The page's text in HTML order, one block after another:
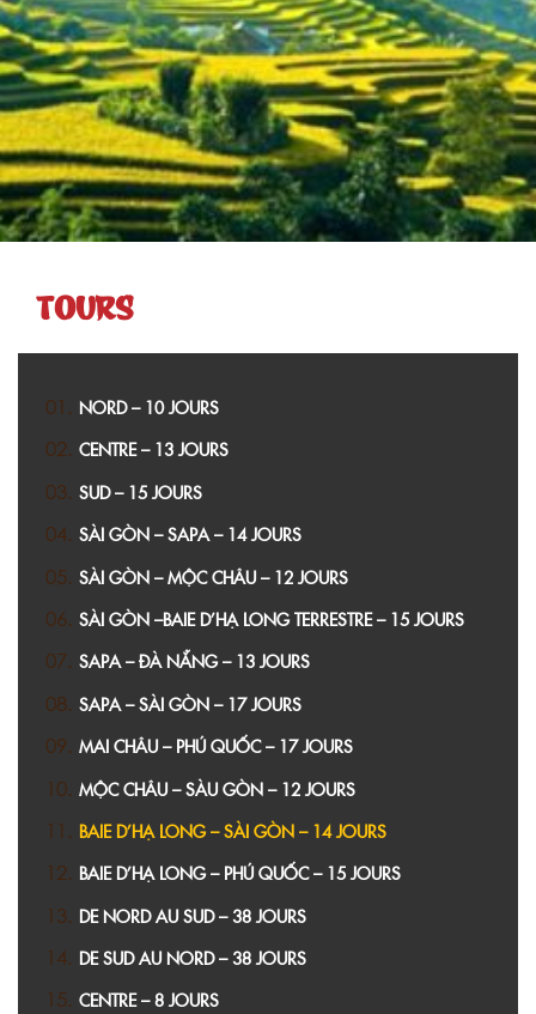
TOURS
NORD – 10 JOURS
CENTRE – 13 JOURS
SUD – 15 JOURS
SÀI GÒN – SAPA – 14 JOURS
SÀI GÒN – MỘC CHÂU – 12 JOURS
SÀI GÒN –BAIE D’HẠ LONG TERRESTRE – 15 JOURS
SAPA – ĐÀ NẴNG – 13 JOURS
SAPA – SÀI GÒN – 17 JOURS
MAI CHÂU – PHÚ QUỐC – 17 JOURS
MỘC CHÂU – SÀU GÒN – 12 JOURS
BAIE D’HẠ LONG – SÀI GÒN – 14 JOURS
BAIE D’HẠ LONG – PHÚ QUỐC – 15 JOURS
DE NORD AU SUD – 38 JOURS
DE SUD AU NORD – 38 JOURS
CENTRE – 8 JOURS